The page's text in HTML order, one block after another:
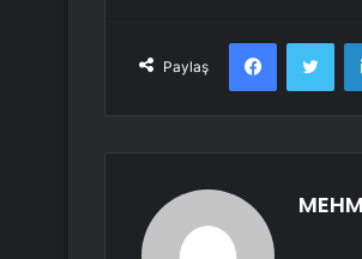
Paylaş
Facebook